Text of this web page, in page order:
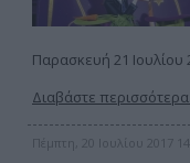
Παρασκευή 21 Ιουλίου
Διαβάστε
Πέμπτη, 20 Ιουλίου 2017